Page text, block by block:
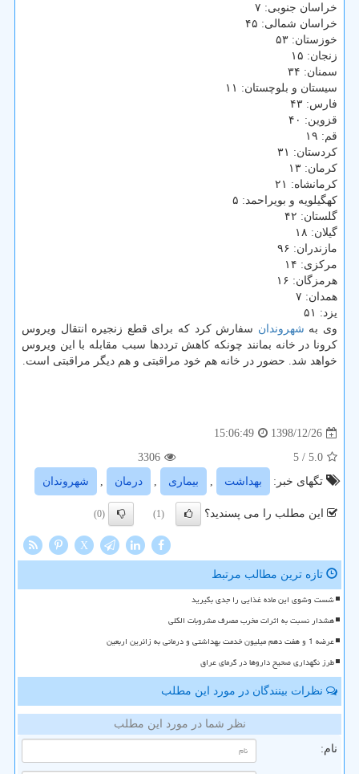
خراسان جنوبی: ۷
خراسان شمالی: ۴۵
خوزستان: ۵۳
زنجان: ۱۵
سمنان: ۳۴
سیستان و بلوچستان: ۱۱
فارس: ۴۳
قزوین: ۴۰
قم: ۱۹
كردستان: ۳۱
كرمان: ۱۳
كرمانشاه: ۲۱
كهگیلویه و بویراحمد: ۵
گلستان: ۴۲
گیلان: ۱۸
مازندران: ۹۶
مركزی: ۱۴
هرمزگان: ۱۶
همدان: ۷
یزد: ۵۱
وی به شهروندان سفارش كرد كه برای قطع زنجیره انتقال ویروس
كرونا در خانه بمانند چونكه كاهش ترددها سبب مقابله با این ویروس
خواهد شد. حضور در خانه هم خود مراقبتی و هم دیگر مراقبتی است.
1398/12/26
15:06:49
5.0
/ 5
3306
تگهای خبر:
بهداشت , بیماری , درمان , شهروندان
این مطلب را می پسندید؟ (1)
(0)
X
تازه ترین مطالب مرتبط
شست وشوی این ماده غذایی را جدی بگیرید
هشدار نسبت به اثرات مخرب مصرف مشروبات الکلی
عرضه 1 و هفت دهم میلیون خدمت بهداشتی و درمانی به زائرین اربعین
طرز نگهداری صحیح داروها در گرمای عراق
نظرات بینندگان در مورد این مطلب
نظر شما در مورد این مطلب
نام: